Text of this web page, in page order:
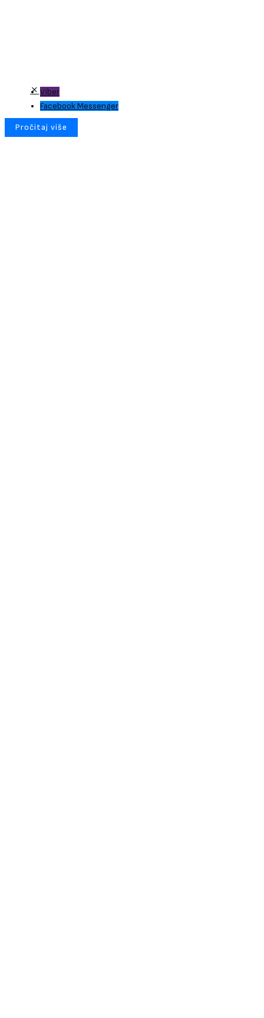
Pročitaj više
Viber
Facebook Messenger